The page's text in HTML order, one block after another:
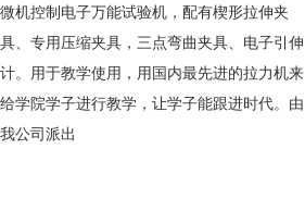
微机控制电子万能试验机，配有楔形拉伸夹
具、专用压缩夹具，三点弯曲夹具、电子引伸
计。用于教学使用，用国内最先进的拉力机来
给学院学子进行教学，让学子能跟进时代。由
我公司派出